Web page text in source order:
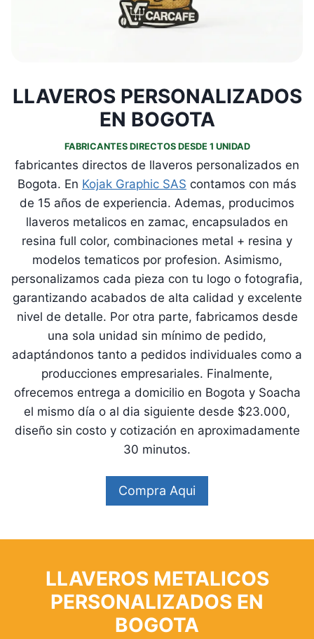
LLAVEROS PERSONALIZADOS
EN BOGOTA
FABRICANTES DIRECTOS DESDE 1 UNIDAD
fabricantes directos de llaveros personalizados en
Bogota. En Kojak Graphic SAS contamos con más
de 15 años de experiencia. Ademas, producimos
llaveros metalicos en zamac, encapsulados en
resina full color, combinaciones metal + resina y
modelos tematicos por profesion. Asimismo,
personalizamos cada pieza con tu logo o fotografia,
garantizando acabados de alta calidad y excelente
nivel de detalle. Por otra parte, fabricamos desde
una sola unidad sin mínimo de pedido,
adaptándonos tanto a pedidos individuales como a
producciones empresariales. Finalmente,
ofrecemos entrega a domicilio en Bogota y Soacha
el mismo día o al dia siguiente desde $23.000,
diseño sin costo y cotización en aproximadamente
30 minutos.
Compra Aqui
LLAVEROS METALICOS
PERSONALIZADOS EN
BOGOTA